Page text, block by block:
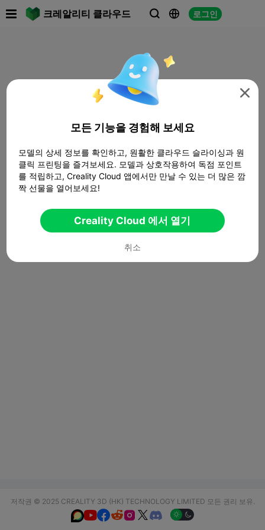
크레알리티 클라우드   로그인
저작권 © 2025 CREALITY 3D (HK) TECHNOLOGY LIMITED 모든 권리 보유.
  

모든 기능을 경험해 보세요
모델의 상세 정보를 확인하고, 원활한 클라우드 슬라이싱과 원
클릭 프린팅을 즐겨보세요. 모델과 상호작용하여 독점 포인트
를 적립하고, Creality Cloud 앱에서만 만날 수 있는 더 많은 깜
짝 선물을 열어보세요!
Creality Cloud 에서 열기
취소